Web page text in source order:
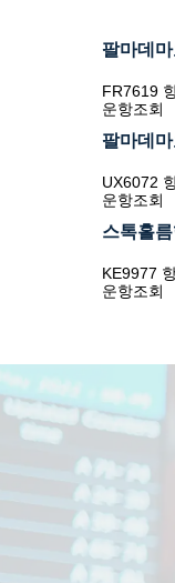
팔마데
FR7619
운항조회
팔마데마
UX6072
운항조회
스톡홀
KE9977
운항조회